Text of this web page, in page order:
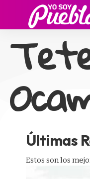
Últimas
Estos son los